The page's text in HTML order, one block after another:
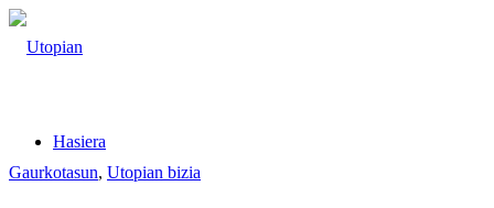
Hasiera
Gaurkotasun, Utopian bizia